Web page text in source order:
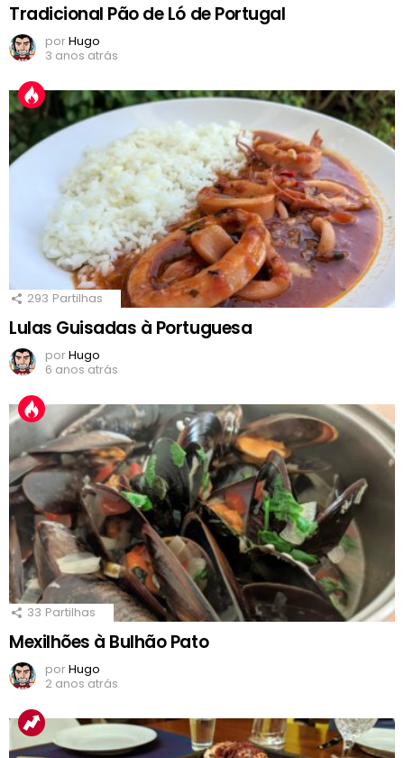
Tradicional Pão de Ló de Portugal
porHugo
3 anos atrás
293 Partilhas
Lulas Guisadas à Portuguesa
porHugo
6 anos atrás
33 Partilhas
Mexilhões à Bulhão Pato
porHugo
2 anos atrás